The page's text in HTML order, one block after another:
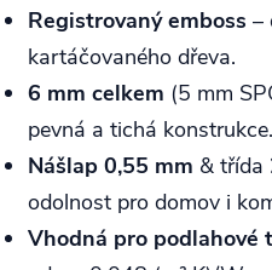
Registrovaný emboss –
kartáčovaného dřeva.
6 mm celkem (5 mm
pevná a tichá konstrukce.
Nášlap 0,55 mm & třída
odolnost pro domov i
Vhodná pro podlahové